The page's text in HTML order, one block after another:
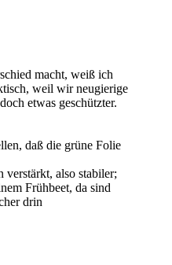
macht, weiß ich
weil wir neugierige
etwas geschützter.
daß die grüne Folie
verstärkt, also stabiler;
Frühbeet, da sind
drin